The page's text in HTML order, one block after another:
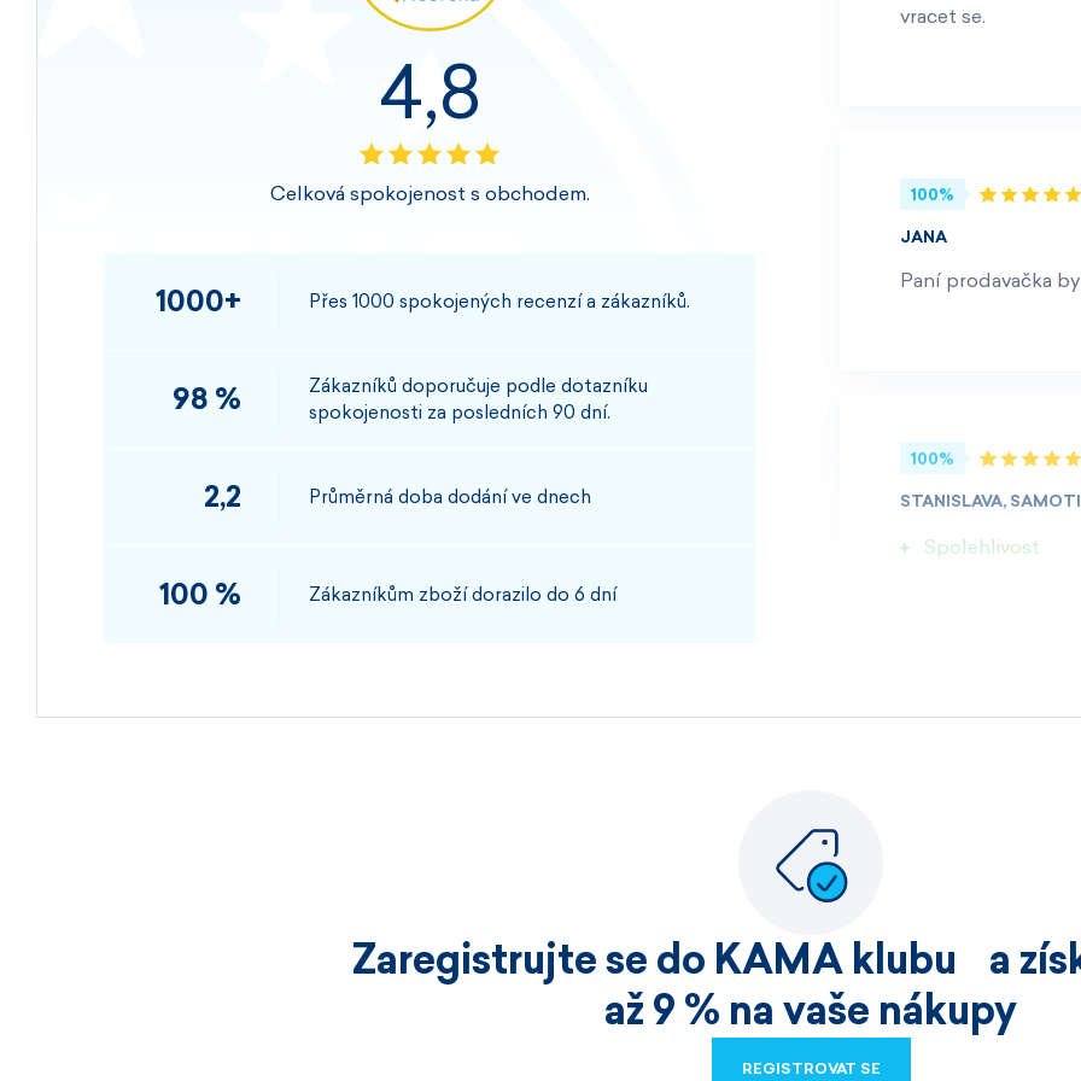
4,8
Celková spokojenost s obchodem.
1000+ Přes 1000 spokojených recenzí a zákazníků.
98 %
Zákazníků doporučuje podle dotazníku
spokojenosti za posledních 90 dní.
2,2 Průměrná doba dodání ve dnech
100 % Zákazníkům zboží dorazilo do 6 dní
vracet se.
100%
JANA
Paní prodavačka
100%
STANISLAVA,
Spolehlivost
100%
Nakoupila jsem již
Zaregistrujte se do KAMA klubu a
až 9 % na vaše nákupy
REGISTROVAT SE